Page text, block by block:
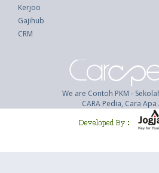
Kerjoo
Gajihub
CRM
We are Contoh PKM -
CARA Pedia, Cara